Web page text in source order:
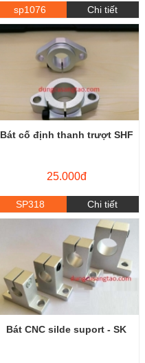
sp1076 Chi tiết
Bát cố định thanh trượt SHF
25.000đ
SP318 Chi tiết
Bát CNC silde suport - SK